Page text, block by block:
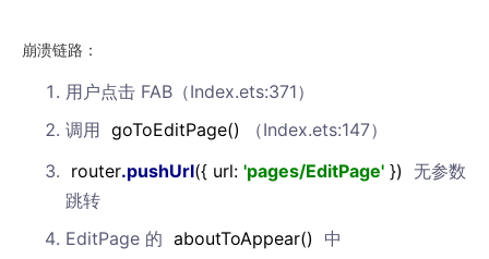
崩溃链路：
用户点击 FAB（Index.ets:371）
调用 goToEditPage()
（Index.ets:147）
router.pushUrl({ url: 'pages/EditPage' }) 无参数
跳转
EditPage 的 aboutToAppear()
中